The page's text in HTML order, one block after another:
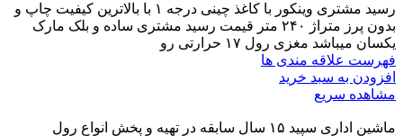
رسید مشتری وینکور با کاغذ چینی درجه ۱ با بالاترین کیفیت چاپ و
بدون پرز متراژ ۲۴۰ متر قیمت رسید مشتری ساده و بلک مارک
یکسان میباشد مغزی رول ۱۷ حرارتی رو
فهرست علاقه مندی ها
افزودن به سبد خرید
مشاهده سریع
ماشین اداری سپید ۱۵ سال سابقه در تهیه و پخش انواع رول